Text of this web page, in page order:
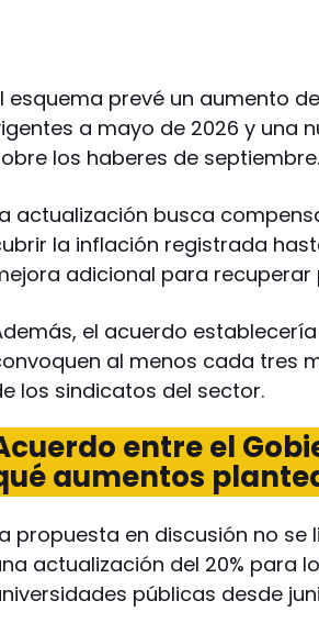
esquema prevé un aumento
a mayo de 2026 y una
los haberes de septiembre.
actualización busca
la inflación registrada
adicional para
el acuerdo
al menos cada tres
los sindicatos del sector.
entre el
aumentos
propuesta en discusión no
actualización del 20% para
públicas desde